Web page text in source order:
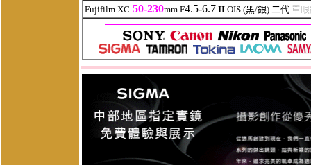
Fujifilm XC 50-230mm F4.5-6.7 IIOIS(黑/銀) 二代 單